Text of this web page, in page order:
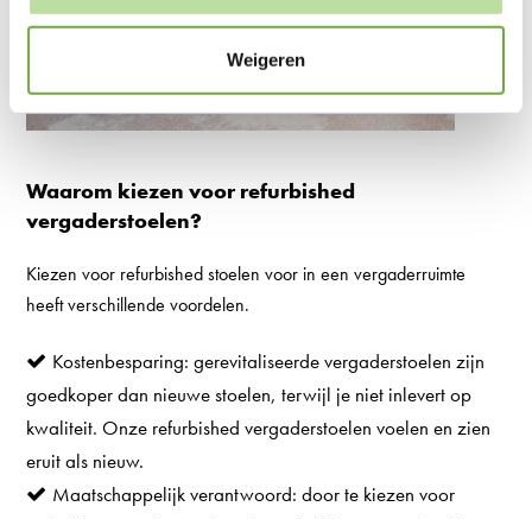
Weigeren
Waarom kiezen voor refurbished
vergaderstoelen?
Kiezen voor refurbished stoelen voor in een vergaderruimte
heeft verschillende voordelen.
Kostenbesparing: gerevitaliseerde vergaderstoelen zijn
goedkoper dan nieuwe stoelen, terwijl je niet inlevert op
kwaliteit. Onze refurbished vergaderstoelen voelen en zien
eruit als nieuw.
Maatschappelijk verantwoord: door te kiezen voor